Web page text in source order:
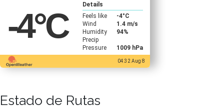
-4°C
Details
Feels like
-4°C
Wind
1.4 m/s
Humidity
94%
Precip
Pressure
1009 hPa
04:32 Aug 8
Estado de Rutas